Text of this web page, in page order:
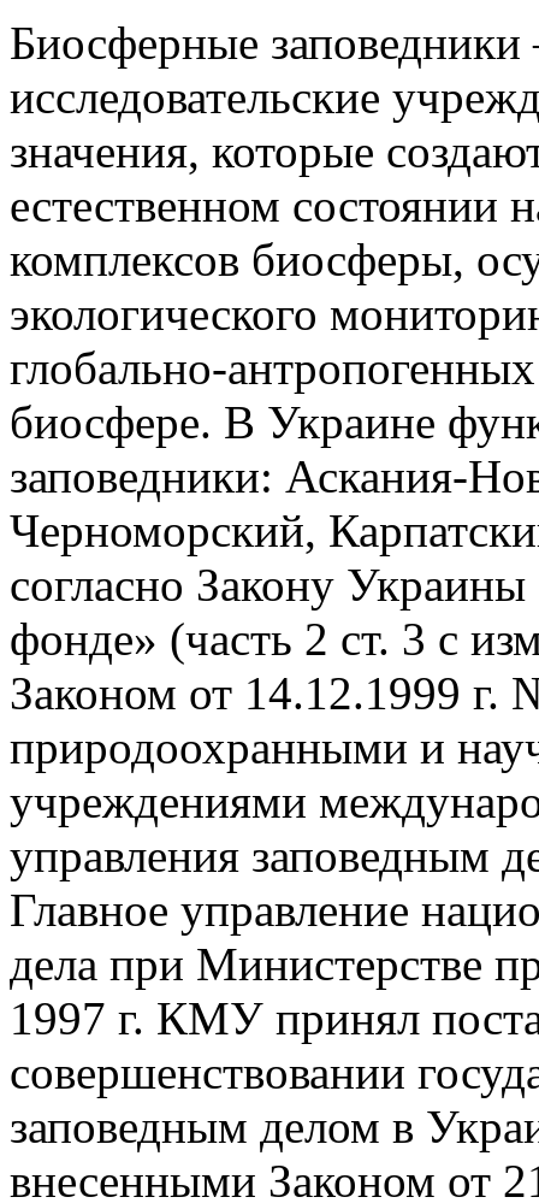
Биосферные
исследовательские
значения, которые
естественном
комплексов биосферы,
экологического
глобально-
биосфере. В Украине
заповедники: Аскания-
Черноморский,
согласно Закону
фонде» (часть 2 ст. 3 с
Законом от 14.12.1999
природоохранными и
учреждениями
управления заповедным
Главное управление
дела при Министерстве
1997 г. КМУ принял
совершенствовании
заповедным делом в
внесенными Законом от